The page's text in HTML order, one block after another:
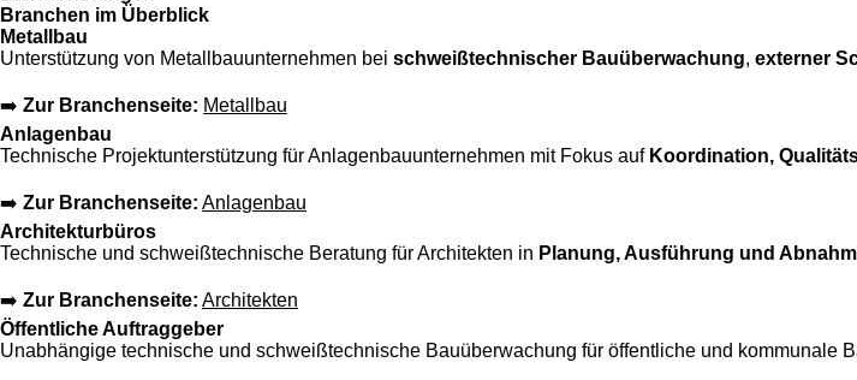
Branchen im Überblick
Metallbau
Unterstützung von Metallbauunternehmen bei schweißtechnischer Bauüberwachung, externer
➡️ Zur Branchenseite: Metallbau
Anlagenbau
Technische Projektunterstützung für Anlagenbauunternehmen mit Fokus auf Koordination,
➡️ Zur Branchenseite: Anlagenbau
Architekturbüros
Technische und schweißtechnische Beratung für Architekten in Planung, Ausführung und
➡️ Zur Branchenseite: Architekten
Öffentliche Auftraggeber
Unabhängige technische und schweißtechnische Bauüberwachung für öffentliche und kommunale